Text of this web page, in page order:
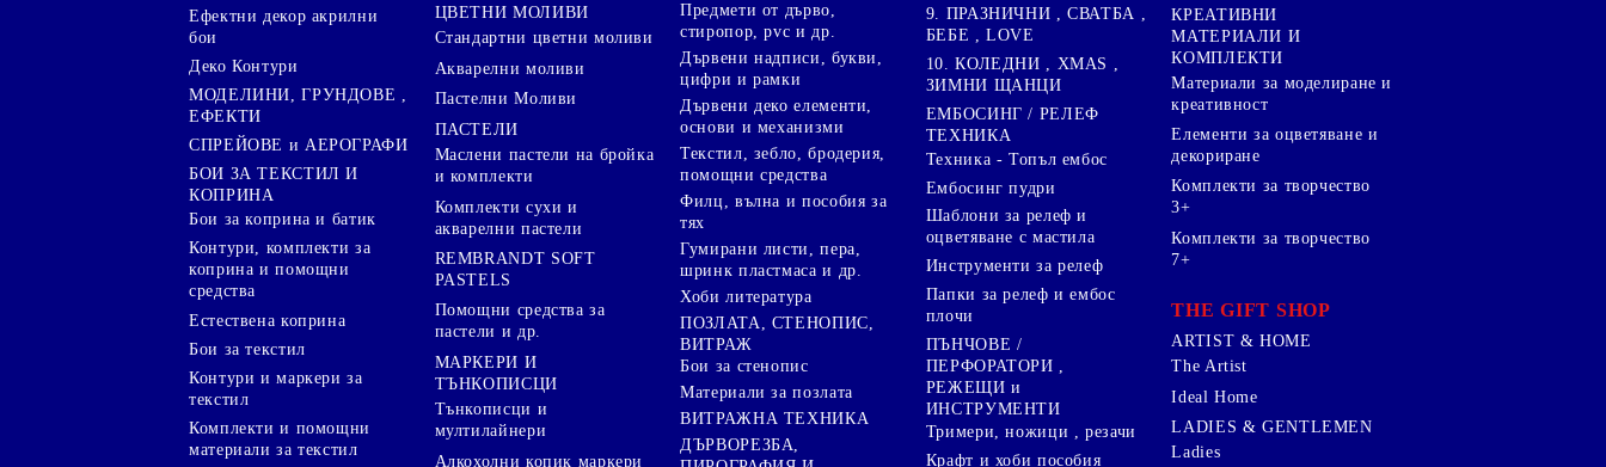
Ефектни декор акрилни
бои
Деко Контури
МОДЕЛИНИ, ГРУНДОВЕ ,
ЕФЕКТИ
СПРЕЙОВЕ и АЕРОГРАФИ
БОИ ЗА ТЕКСТИЛ И
КОПРИНА
Бои за коприна и батик
Контури, комплекти за
коприна и помощни
средства
Естествена коприна
Бои за текстил
Контури и маркери за
текстил
Комплекти и помощни
материали за текстил
ЦВЕТНИ МОЛИВИ
Стандартни цветни моливи
Акварелни моливи
Пастелни Моливи
ПАСТЕЛИ
Маслени пастели на бройка
и комплекти
Комплекти сухи и
акварелни пастели
REMBRANDT SOFT
PASTELS
Помощни средства за
пастели и др.
МАРКЕРИ И
ТЪНКОПИСЦИ
Тънкописци и
мултилайнери
Алкохолни копик маркери
Предмети от дърво,
стиропор, pvc и др.
Дървени надписи, букви,
цифри и рамки
Дървени деко елементи,
основи и механизми
Текстил, зебло, бродерия,
помощни средства
Филц, вълна и пособия за
тях
Гумирани листи, пера,
шринк пластмаса и др.
Хоби литература
ПОЗЛАТА, СТЕНОПИС,
ВИТРАЖ
Бои за стенопис
Материали за позлата
ВИТРАЖНА ТЕХНИКА
ДЪРВОРЕЗБА,
9. ПРАЗНИЧНИ , СВАТБА ,
БЕБЕ , LOVE
10. КОЛЕДНИ , XMAS ,
ЗИМНИ ЩАНЦИ
ЕМБОСИНГ / РЕЛЕФ
ТЕХНИКА
Техника - Топъл ембос
Ембосинг пудри
Шаблони за релеф и
оцветяване с мастила
Инструменти за релеф
Папки за релеф и ембос
плочи
ПЪНЧОВЕ /
ПЕРФОРАТОРИ ,
РЕЖЕЩИ и
ИНСТРУМЕНТИ
Тримери, ножици , резачи
Крафт и хоби пособия
КРЕАТИВНИ
МАТЕРИАЛИ И
КОМПЛЕКТИ
Mатериали за моделиране и
креативност
Елементи за оцветяване и
декориране
Комплекти за творчество
3+
Комплекти за творчество
7+
THE GIFT SHOP
ARTIST & HOME
The Artist
Ideal Home
LADIES & GENTLEMEN
Ladies